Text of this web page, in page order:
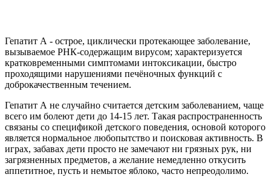
Гепатит А - острое, циклически протекающее заболевание,
вызываемое РНК-содержащим вирусом; характеризуется
кратковременными симптомами интоксикации, быстро
проходящими нарушениями печёночных функций с
доброкачественным течением.
Гепатит А не случайно считается детским заболеванием, чаще
всего им болеют дети до 14-15 лет. Такая распространенность
связаны со спецификой детского поведения, основой которого
является нормальное любопытство и поисковая активность. В
играх, забавах дети просто не замечают ни грязных рук, ни
загрязненных предметов, а желание немедленно откусить
аппетитное, пусть и немытое яблоко, часто непреодолимо.